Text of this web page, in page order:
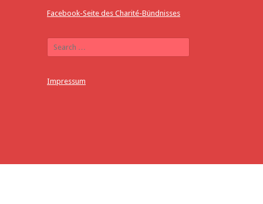
Facebook-Seite des Charité-Bündnisses
Impressum